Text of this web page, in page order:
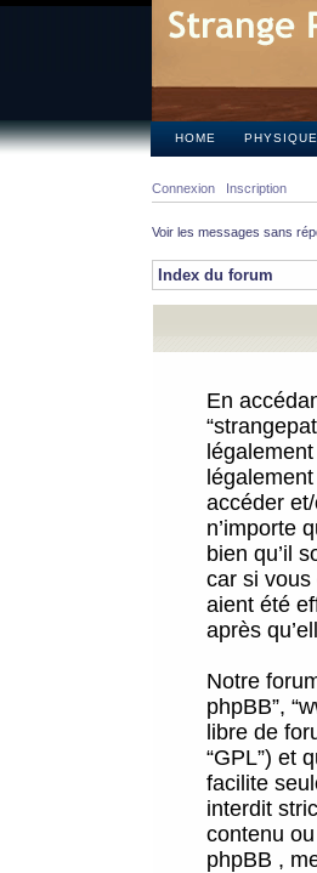
HOME PHYSIQUE
Connexion Inscription
Voir les messages sans
Index du forum
En
accéder
n’importe
bien qu’il
car si vous
aient été
après
Notre
phpBB”,
libre de
“GPL”) et
facilite
interdit
contenu
phpBB ,